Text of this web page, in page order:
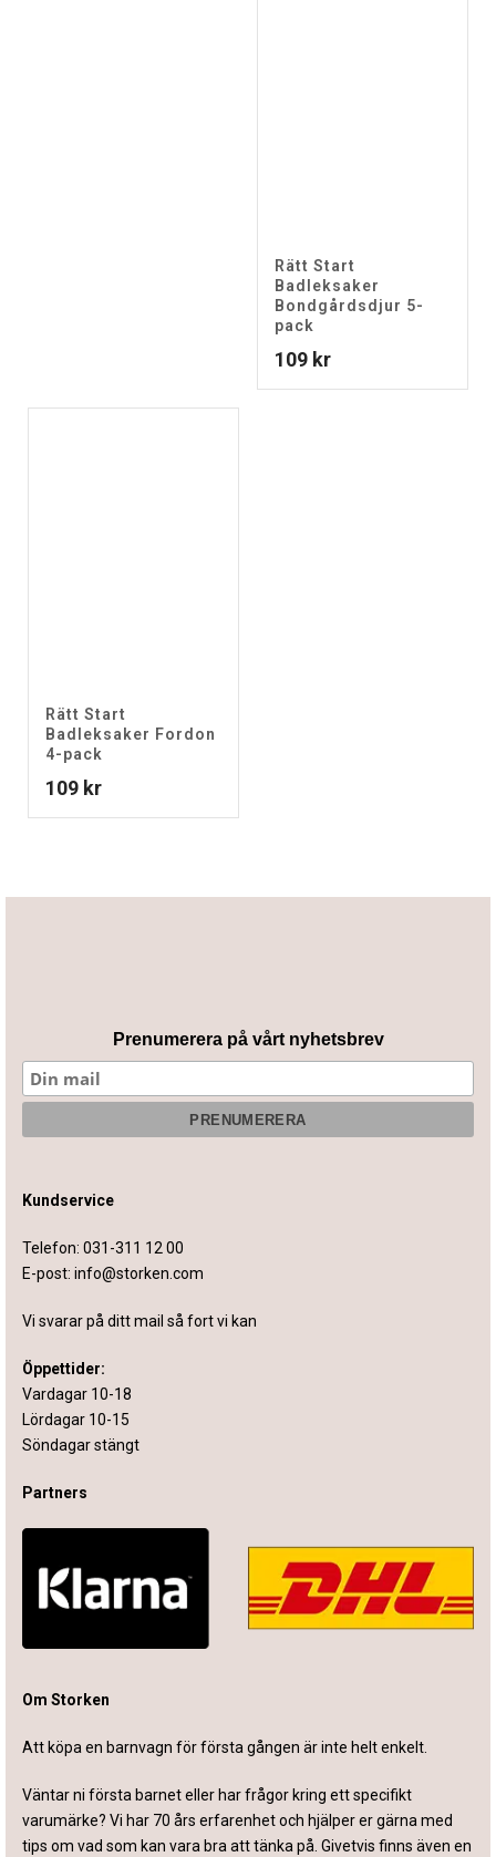
Rätt Start
Badleksaker
Bondgårdsdjur 5-
pack
109 kr
Rätt Start
Badleksaker Fordon
4-pack
109 kr
Prenumerera på vårt nyhetsbrev
Kundservice
Telefon: 031-311 12 00
E-post: info@storken.com
Vi svarar på ditt mail så fort vi kan
Öppettider:
Vardagar 10-18
Lördagar 10-15
Söndagar stängt
Partners
Om Storken
Att köpa en barnvagn för första gången är inte helt enkelt.
Väntar ni första barnet eller har frågor kring ett specifikt
varumärke? Vi har 70 års erfarenhet och hjälper er gärna med
tips om vad som kan vara bra att tänka på. Givetvis finns även en